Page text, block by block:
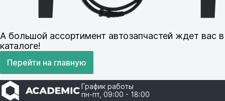
А большой ассортимент автозапчастей ждет вас в
каталоге!
Перейти на главную
График работы
пн-пт, 09:00 - 18:00